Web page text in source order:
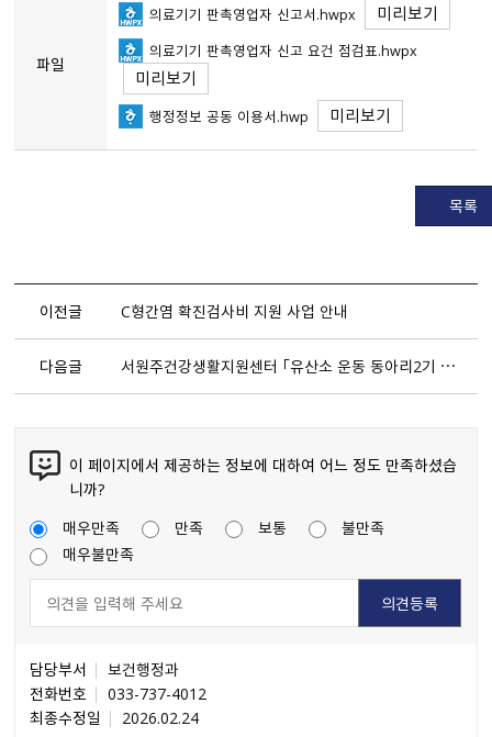
파일
의료기기 판촉영업자 신고서.hwpx 미리보기
의료기기 판촉영업자 신고 요건 점검표.hwpx
미리보기
행정정보 공동 이용서.hwp 미리보기
목록
이전글 C형간염 확진검사비 지원 사업 안내
다음글 서원주건강생활지원센터 「유산소 운동 동아리2기 프로그램」 참여자 모집
이 페이지에서 제공하는 정보에 대하여 어느 정도 만족하셨습
니까?
매우만족
만족 보통
불만족
매우불만족
담당부서
보건행정과
전화번호
033-737-4012
최종수정일
2026.02.24